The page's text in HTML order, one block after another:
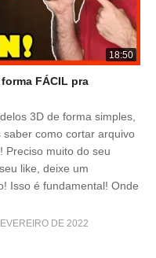
18:50
forma FÁCIL pra
3D de forma simples,
como cortar arquivo
Preciso muito do seu
like, deixe um
Isso é fundamental! Onde
DE 2022